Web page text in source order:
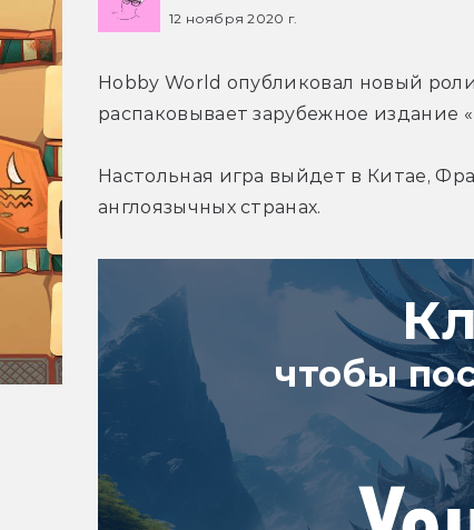
12 ноября 2020 г.
Hobby World опубликовал новый
распаковывает зарубежное издание
Настольная игра выйдет в Китае,
англоязычных странах.
чтобы